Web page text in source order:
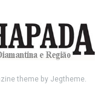
theme by Jegtheme.